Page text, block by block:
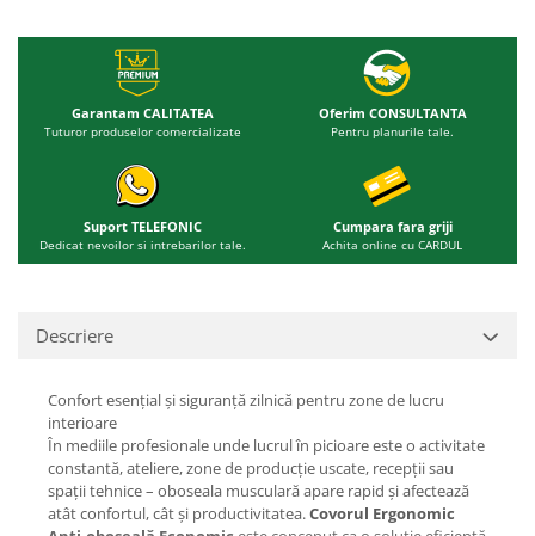
Garantam CALITATEA
Tuturor produselor comercializate
Oferim CONSULTANTA
Pentru planurile tale.
Suport TELEFONIC
Dedicat nevoilor si intrebarilor tale.
Cumpara fara griji
Achita online cu CARDUL
Descriere
Confort esențial și siguranță zilnică pentru zone de lucru
interioare
În mediile profesionale unde lucrul în picioare este o activitate
constantă, ateliere, zone de producție uscate, recepții sau
spații tehnice – oboseala musculară apare rapid și afectează
atât confortul, cât și productivitatea.Covorul Ergonomic